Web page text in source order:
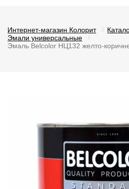
Интернет-магазин Колорит
Эмали универсальные
Эмаль Belcolor НЦ132 желто-